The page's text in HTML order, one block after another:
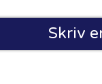
Skriv